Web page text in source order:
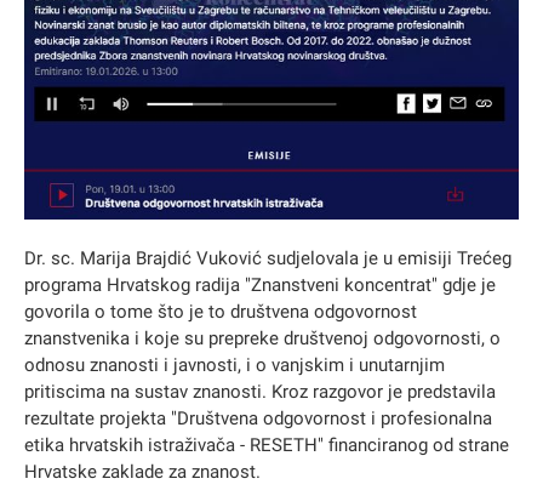
Dr. sc. Marija Brajdić Vuković sudjelovala je u emisiji Trećeg
programa Hrvatskog radija "Znanstveni koncentrat" gdje je
govorila o tome što je to društvena odgovornost
znanstvenika i koje su prepreke društvenoj odgovornosti, o
odnosu znanosti i javnosti, i o vanjskim i unutarnjim
pritiscima na sustav znanosti. Kroz razgovor je predstavila
rezultate projekta "Društvena odgovornost i profesionalna
etika hrvatskih istraživača - RESETH" financiranog od strane
Hrvatske zaklade za znanost.